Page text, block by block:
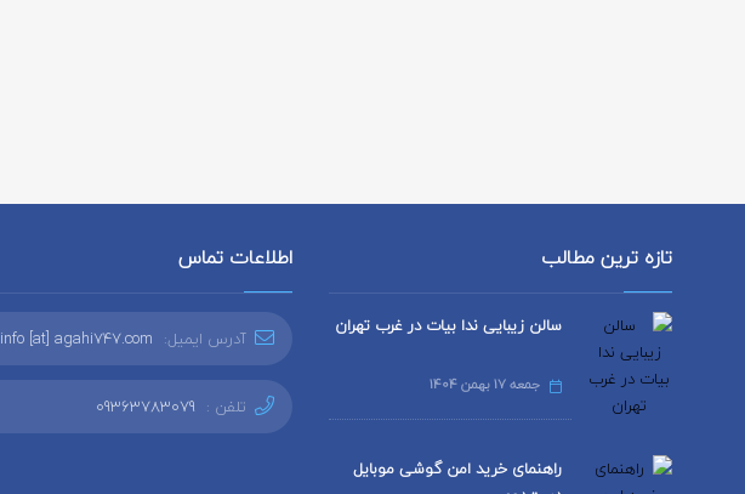
تازه ترین مطالب
سالن زیبایی ندا بیات در غرب تهران
جمعه 17 بهمن 1404
راهنمای خرید امن گوشی موبایل
اطلاعات تماس
آدرس ایمیل: info [at] agahi747.com
تلفن : 09363783079